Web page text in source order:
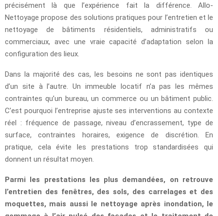
précisément là que l’expérience fait la différence. Allo-
Nettoyage propose des solutions pratiques pour l’entretien et le
nettoyage de bâtiments résidentiels, administratifs ou
commerciaux, avec une vraie capacité d’adaptation selon la
configuration des lieux.
Dans la majorité des cas, les besoins ne sont pas identiques
d’un site à l’autre. Un immeuble locatif n’a pas les mêmes
contraintes qu’un bureau, un commerce ou un bâtiment public.
C’est pourquoi l’entreprise ajuste ses interventions au contexte
réel : fréquence de passage, niveau d’encrassement, type de
surface, contraintes horaires, exigence de discrétion. En
pratique, cela évite les prestations trop standardisées qui
donnent un résultat moyen.
Parmi les prestations les plus demandées, on retrouve
l’entretien des fenêtres, des sols, des carrelages et des
moquettes, mais aussi le nettoyage après inondation, le